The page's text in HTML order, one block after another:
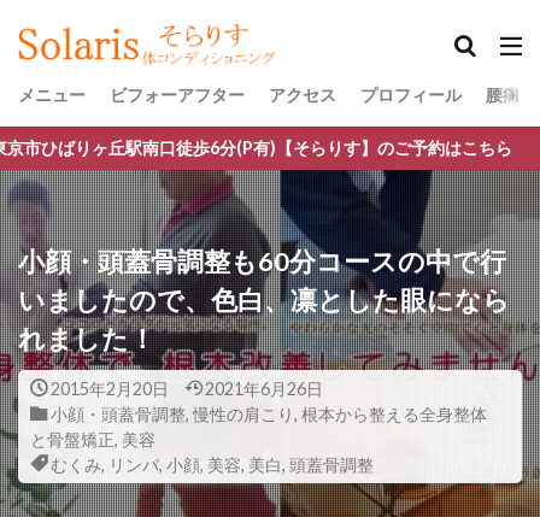
メニュー ビフォーアフター アクセス プロフィール 腰痛
徒歩6分(P有)【そらりす】のご予約はこちら
小顔・頭蓋骨調整も60分コースの中で行
いましたので、色白、凛とした眼になら
れました！
2015年2月20日
2021年6月26日
小顔・頭蓋骨調整,慢性の肩こり, 根本から整える全身整体
と骨盤矯正, 美容
むくみ, リンパ, 小顔, 美容, 美白, 頭蓋骨調整